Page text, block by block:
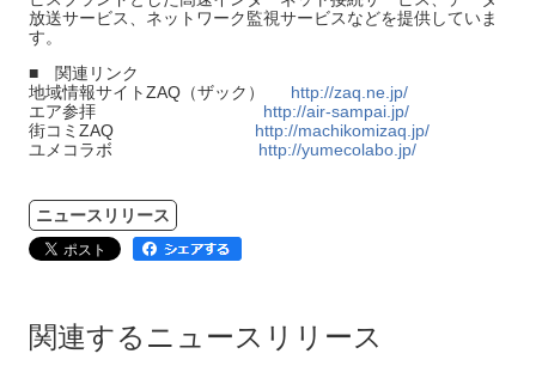
放送サービス、ネットワーク監視サービスなどを提供していま
す。
■ 関連リンク
地域情報サイトZAQ（ザック） http://zaq.ne.jp/
エア参拝 http://air-sampai.jp/
街コミZAQ http://machikomizaq.jp/
ユメコラボ http://yumecolabo.jp/
ニュースリリース
関連するニュースリリース